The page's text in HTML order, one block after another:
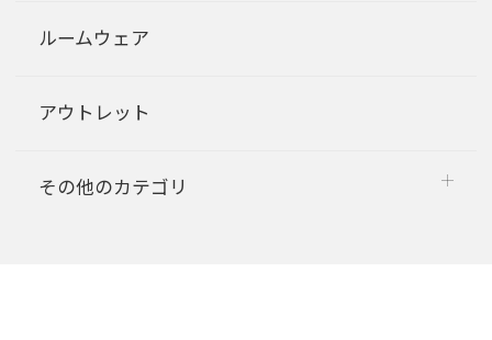
ルームウェア
アウトレット
その他のカテゴリ